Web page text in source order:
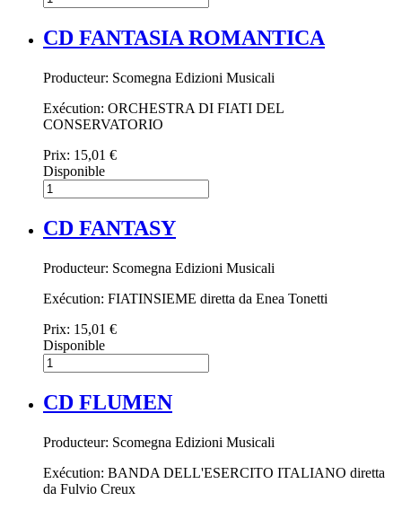
CD FANTASIA ROMANTICA
Producteur: Scomegna Edizioni Musicali
Exécution: ORCHESTRA DI FIATI DEL
CONSERVATORIO
Prix: 15,01 €
Disponible
CD FANTASY
Producteur: Scomegna Edizioni Musicali
Exécution: FIATINSIEME diretta da Enea Tonetti
Prix: 15,01 €
Disponible
CD FLUMEN
Producteur: Scomegna Edizioni Musicali
Exécution: BANDA DELL'ESERCITO ITALIANO diretta
da Fulvio Creux